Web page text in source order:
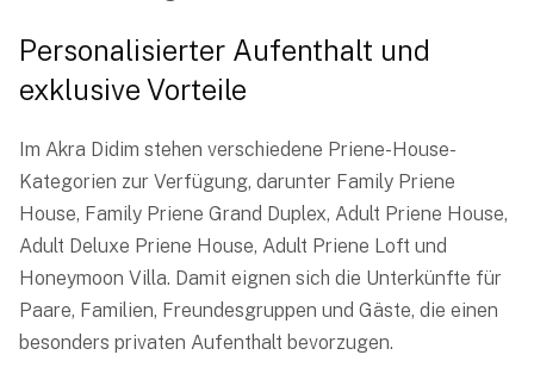
Personalisierter Aufenthalt und
exklusive Vorteile
Im Akra Didim stehen verschiedene Priene-House-
Kategorien zur Verfügung, darunter Family Priene
House, Family Priene Grand Duplex, Adult Priene House,
Adult Deluxe Priene House, Adult Priene Loft und
Honeymoon Villa. Damit eignen sich die Unterkünfte für
Paare, Familien, Freundesgruppen und Gäste, die einen
besonders privaten Aufenthalt bevorzugen.